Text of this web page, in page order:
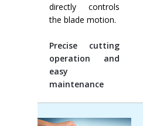
directly controls
the blade motion.
Precise cutting
operation and
easy
maintenance